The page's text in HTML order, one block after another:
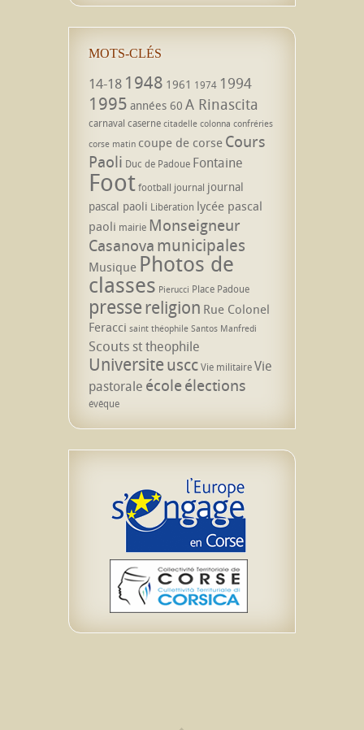
MOTS-CLÉS
14-18 1948 1961 1974 1994
1995 années 60 A Rinascita
carnaval caserne citadelle colonna confréries
corse matin coupe de corse Cours
Paoli Duc de Padoue Fontaine
Footfootball journal journal
pascal paoli Libération lycée pascal
paoli mairie Monseigneur
Casanova municipales
Musique Photos de
classes Pierucci Place Padoue
pressereligion Rue Colonel
Feracci saint théophile Santos Manfredi
Scoutsst theophile
UniversiteusccVie militaireVie
pastorale écoleélections
évêque